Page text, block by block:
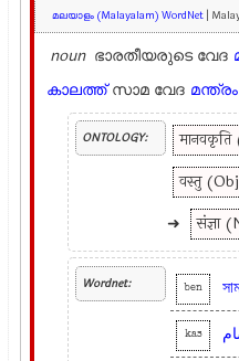
മലയാളം (Malayalam) WordNet |
noun ഭാരതീയരുടെ വേദ
കാലത്ത്സാമ വേദ മന്ത്രം
ONTOLOGY:
वस्तु
➜
संज्ञा
Wordnet: ben
kas